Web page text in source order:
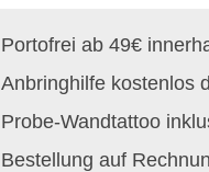
Portofrei ab 49€
Anbringhilfe kostenlos
Probe-Wandtattoo
Bestellung auf